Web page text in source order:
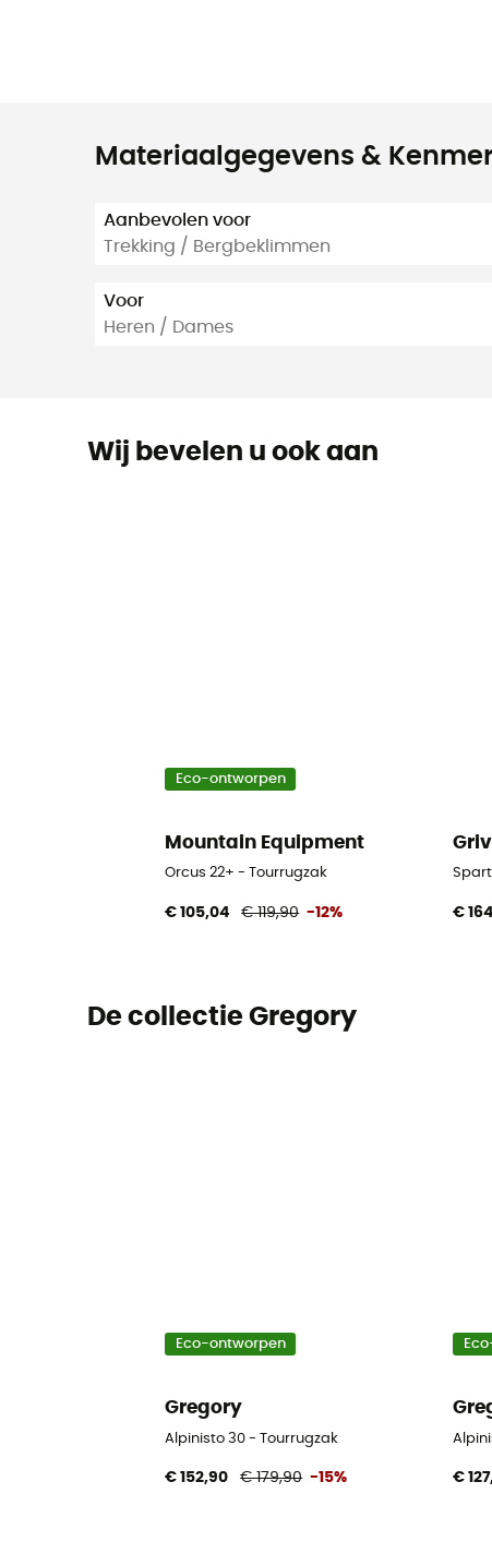
Materiaalgegevens &
Aanbevolen voor
Trekking / Bergbeklimmen
Voor
Heren / Dames
Wij bevelen u ook aan
Eco-ontworpen
Mountain Equipment
Orcus 22+ - Tourrugzak
€ 105,04 € 119,90 -12% €
De collectie Gregory
Eco-ontworpen
Gregory
Alpinisto 30 - Tourrugzak
€ 152,90 € 179,90 -15% €